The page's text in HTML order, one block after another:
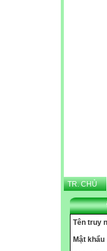
TR. CHỦ
Tên truy
Mật khẩu